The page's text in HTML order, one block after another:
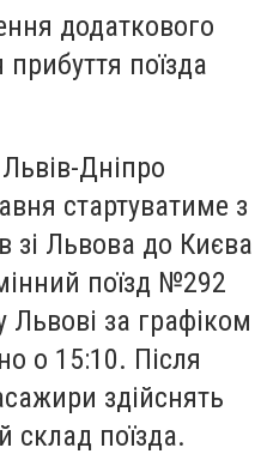
додаткового
прибуття поїзда
Дніпро
стартуватиме з
зі Львова до Києва
поїзд №292
Львові за графіком
о 15:10. Після
здійснять
склад поїзда.